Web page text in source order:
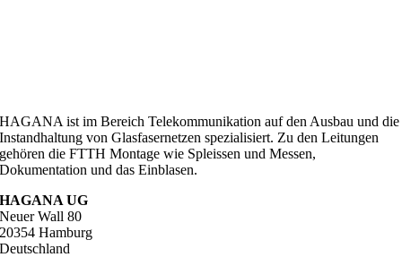
HAGANA ist im Bereich Telekommunikation auf den Ausbau und die
Instandhaltung von Glasfasernetzen spezialisiert. Zu den Leitungen
gehören die FTTH Montage wie Spleissen und Messen,
Dokumentation und das Einblasen.
HAGANA UG
Neuer Wall 80
20354 Hamburg
Deutschland